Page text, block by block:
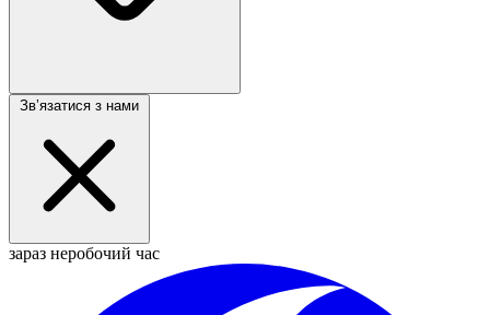
Звʼязатися з нами
зараз неробочий час